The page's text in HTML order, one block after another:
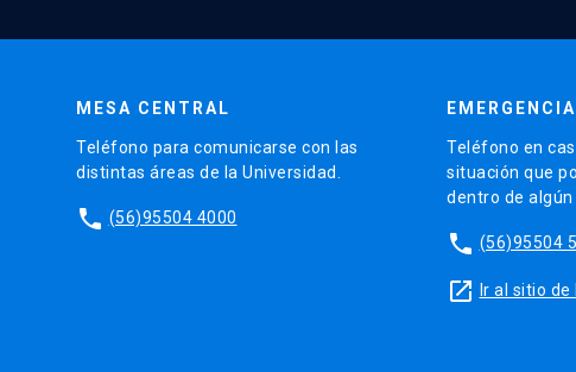
MESA CENTRAL
Teléfono para comunicarse con las
distintas áreas de la Universidad.
phone (56)95504 4000
Teléfono en
situación que
dentro de algún
phone (56)95504
launch Ir al sitio